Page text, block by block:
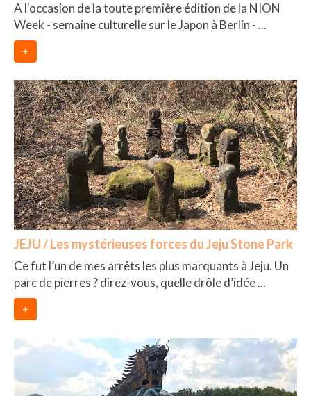
A l'occasion de la toute première édition de la NION
Week - semaine culturelle sur le Japon à Berlin - ...
+
JEJU / Les mystérieuses forces du Jeju Stone Park
Ce fut l’un de mes arrêts les plus marquants à Jeju. Un
parc de pierres ? direz-vous, quelle drôle d’idée ...
+